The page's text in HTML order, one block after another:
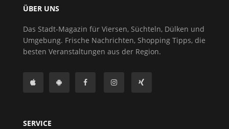
ÜBER UNS
Das Stadt-Magazin für Viersen, Süchteln, Dülken und
Umgebung. Frische Nachrichten, Shopping Tipps, die
besten Veranstaltungen aus der Region.
SERVICE